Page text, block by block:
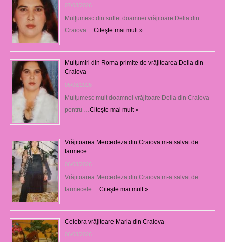
07/08/2026
Mulţumesc din suflet doamnei vrăjitoare Delia din
Craiova … Citeşte mai mult »
Mulţumiri din Roma primite de vrăjitoarea Delia din
Craiova
06/08/2026
Mulţumesc mult doamnei vrăjitoare Delia din Craiova
pentru … Citeşte mai mult »
Vrăjitoarea Mercedeza din Craiova m-a salvat de
farmece
06/08/2026
Vrăjitoarea Mercedeza din Craiova m-a salvat de
farmecele … Citeşte mai mult »
Celebra vrăjitoare Maria din Craiova
06/08/2026